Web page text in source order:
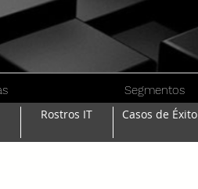
Segmentos
Rostros IT Casos de Éxito